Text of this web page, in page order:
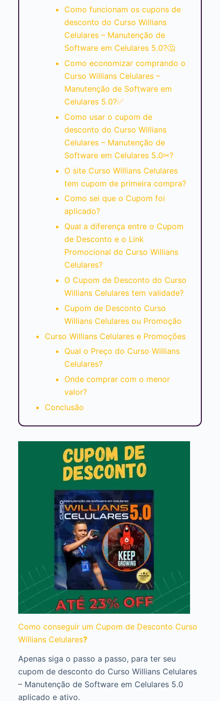
Como funcionam os cupons de
desconto do Curso Willians
Celulares – Manutenção de
Software em Celulares 5.0?🤔
Como economizar comprando o
Curso Willians Celulares –
Manutenção de Software em
Celulares 5.0?✅
Como usar o cupom de
desconto do Curso Willians
Celulares – Manutenção de
Software em Celulares 5.0✂?
O site Curso Willians Celulares
tem cupom de primeira compra?
Como sei que o Cupom foi
aplicado?
Qual a diferença entre o Cupom
de Desconto e o Link
Promocional do Curso Willians
Celulares?
O Cupom de Desconto do Curso
Willians Celulares tem validade?
Cupom de Desconto Curso
Willians Celulares ou Promoção
Curso Willians Celulares e Promoções
Qual o Preço do Curso Willians
Celulares?
Onde comprar com o menor
valor?
Conclusão
Como conseguir um Cupom de Desconto Curso
Willians Celulares?
Apenas siga o passo a passo, para ter seu
cupom de desconto do Curso Willians Celulares
– Manutenção de Software em Celulares 5.0
aplicado e ativo.